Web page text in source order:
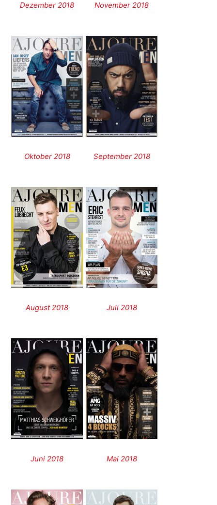
Dezember 2018 November 2018
Oktober 2018 September 2018
August 2018 Juli 2018
Juni 2018 Mai 2018